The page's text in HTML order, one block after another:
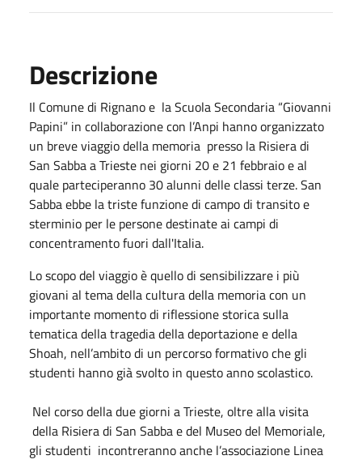
Descrizione
Il Comune di Rignano e la Scuola Secondaria “Giovanni
Papini” in collaborazione con l’Anpi hanno organizzato
un breve viaggio della memoria presso la Risiera di
San Sabba a Trieste nei giorni 20 e 21 febbraio e al
quale parteciperanno 30 alunni delle classi terze. San
Sabba ebbe la triste funzione di campo di transito e
sterminio per le persone destinate ai campi di
concentramento fuori dall'Italia.
Lo scopo del viaggio è quello di sensibilizzare i più
giovani al tema della cultura della memoria con un
importante momento di riflessione storica sulla
tematica della tragedia della deportazione e della
Shoah, nell’ambito di un percorso formativo che gli
studenti hanno già svolto in questo anno scolastico.
Nel corso della due giorni a Trieste, oltre alla visita
della Risiera di San Sabba e del Museo del Memoriale,
gli studenti incontreranno anche l’associazione Linea